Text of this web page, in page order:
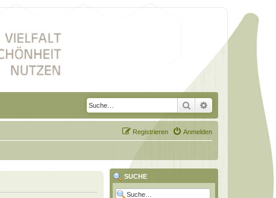
Suche Erweiterte Suche
Anmelden
Registrieren
SUCHE